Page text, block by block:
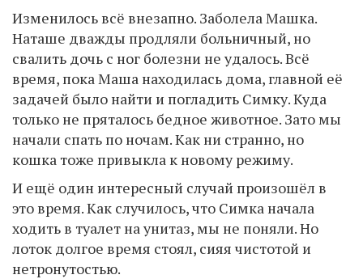
Изменилось всё внезапно. Заболела Машка.
Наташе дважды продляли больничный, но
свалить дочь с ног болезни не удалось. Всё
время, пока Маша находилась дома, главной её
задачей было найти и погладить Симку. Куда
только не пряталось бедное животное. Зато мы
начали спать по ночам. Как ни странно, но
кошка тоже привыкла к новому режиму.
И ещё один интересный случай произошёл в
это время. Как случилось, что Симка начала
ходить в туалет на унитаз, мы не поняли. Но
лоток долгое время стоял, сияя чистотой и
нетронутостью.